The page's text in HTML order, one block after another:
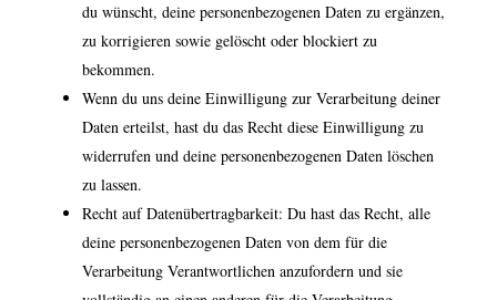
du wünscht, deine personenbezogenen Daten zu ergänzen,
zu korrigieren sowie gelöscht oder blockiert zu
bekommen.
Wenn du uns deine Einwilligung zur Verarbeitung deiner
Daten erteilst, hast du das Recht diese Einwilligung zu
widerrufen und deine personenbezogenen Daten löschen
zu lassen.
Recht auf Datenübertragbarkeit: Du hast das Recht, alle
deine personenbezogenen Daten von dem für die
Verarbeitung Verantwortlichen anzufordern und sie